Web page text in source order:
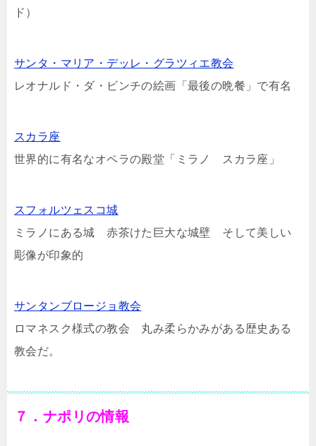
ド）
サンタ・マリア・デッレ・グラツィエ教会
レオナルド・ダ・ビンチの絵画「最後の晩餐」で有名
スカラ座
世界的に有名なオペラの殿堂「ミラノ スカラ座」
スフォルツェスコ城
ミラノにある城 赤茶けた巨大な城壁 そして美しい
彫像が印象的
サンタンブロージョ教会
ロマネスク様式の教会 丸み柔らかみがある歴史ある
教会だ。
７．ナポリの情報